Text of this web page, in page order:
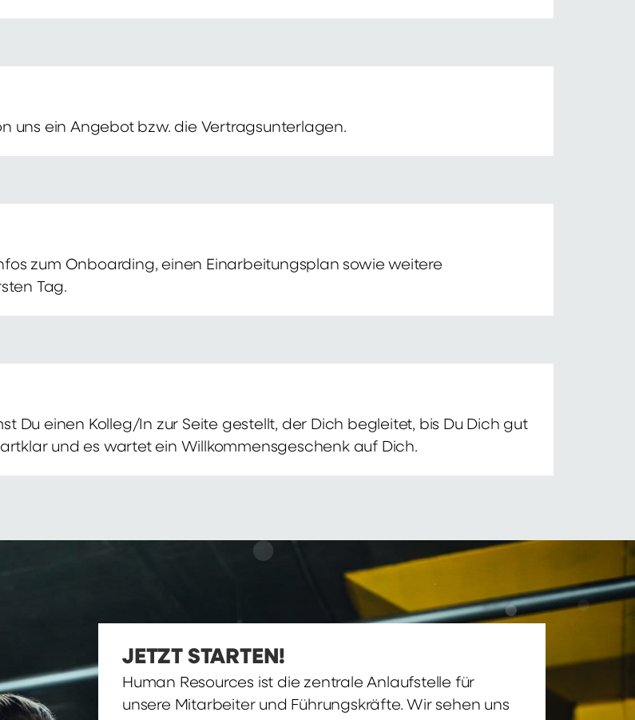
uns ein Angebot bzw. die Vertragsunterlagen.
zum Onboarding, einen Einarbeitungsplan sowie weitere
Tag.
Du einen Kolleg/In zur Seite gestellt, der Dich begleitet, bis Du Dich gut
und es wartet ein Willkommensgeschenk auf Dich.
JETZT STARTEN!
Human Resources ist die zentrale Anlaufstelle für
unsere Mitarbeiter und Führungskräfte. Wir sehen uns